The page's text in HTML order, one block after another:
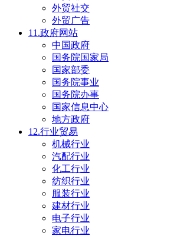
外贸社交
外贸广告
11.政府网站
中国政府
国务院国家局
国家部委
国务院事业
国务院办事
国家信息中心
地方政府
12.行业贸易
机械行业
汽配行业
化工行业
纺织行业
服装行业
建材行业
电子行业
家电行业